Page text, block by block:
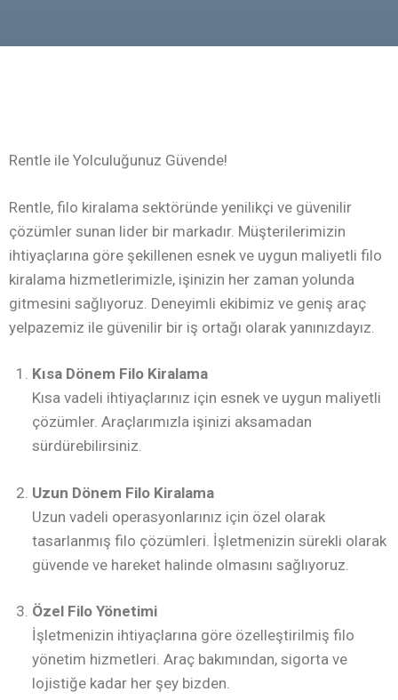
Rentle ile Yolculuğunuz Güvende!
Rentle, filo kiralama sektöründe yenilikçi ve güvenilir
çözümler sunan lider bir markadır. Müşterilerimizin
ihtiyaçlarına göre şekillenen esnek ve uygun maliyetli filo
kiralama hizmetlerimizle, işinizin her zaman yolunda
gitmesini sağlıyoruz. Deneyimli ekibimiz ve geniş araç
yelpazemiz ile güvenilir bir iş ortağı olarak yanınızdayız.
Kısa Dönem Filo Kiralama
Kısa vadeli ihtiyaçlarınız için esnek ve uygun maliyetli
çözümler. Araçlarımızla işinizi aksamadan
sürdürebilirsiniz.
Uzun Dönem Filo Kiralama
Uzun vadeli operasyonlarınız için özel olarak
tasarlanmış filo çözümleri. İşletmenizin sürekli olarak
güvende ve hareket halinde olmasını sağlıyoruz.
Özel Filo Yönetimi
İşletmenizin ihtiyaçlarına göre özelleştirilmiş filo
yönetim hizmetleri. Araç bakımından, sigorta ve
lojistiğe kadar her şey bizden.